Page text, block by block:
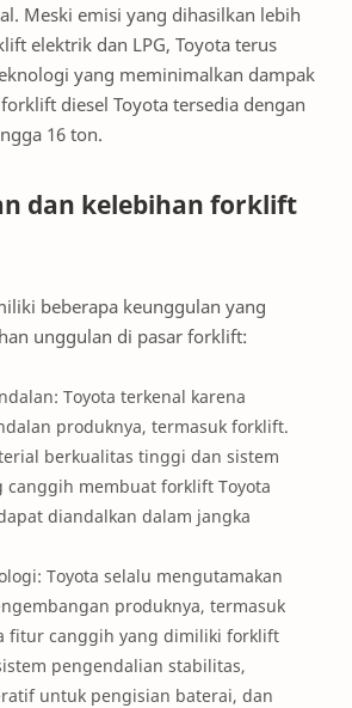
Meski emisi yang dihasilkan lebih
elektrik dan LPG, Toyota terus
yang meminimalkan dampak
diesel Toyota tersedia dengan
16 ton.
dan kelebihan forklift
beberapa keunggulan yang
unggulan di pasar forklift:
Toyota terkenal karena
produknya, termasuk forklift.
berkualitas tinggi dan sistem
canggih membuat forklift Toyota
diandalkan dalam jangka
Toyota selalu mengutamakan
produknya, termasuk
fitur canggih yang dimiliki forklift
pengendalian stabilitas,
untuk pengisian baterai, dan